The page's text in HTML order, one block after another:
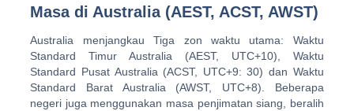
Masa di Australia (AEST, ACST, AWST)
Australia menjangkauTiga zon waktu utama: Waktu
Standard Timur Australia (AEST, UTC+10)
Waktu
Standard Pusat Australia (ACST, UTC+9: 30) dan Waktu
Standard Barat Australia (AWST, UTC+8) . Beberapa
negeri juga menggunakan masa penjimatan siang, beralih